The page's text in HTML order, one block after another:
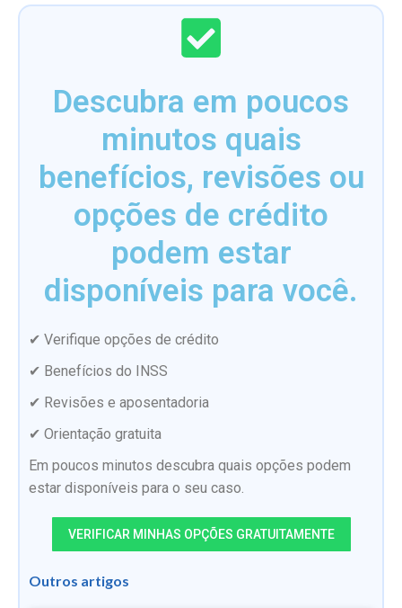
Descubra em poucos
minutos quais
benefícios, revisões ou
opções de crédito
podem estar
disponíveis para você.
✔ Verifique opções de crédito
✔ Benefícios do INSS
✔ Revisões e aposentadoria
✔ Orientação gratuita
Em poucos minutos descubra quais opções podem
estar disponíveis para o seu caso.
VERIFICAR MINHAS OPÇÕES GRATUITAMENTE
Outros artigos